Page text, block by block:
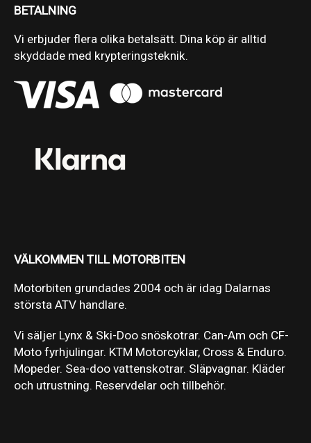
BETALNING
Vi erbjuder flera olika betalsätt. Dina köp är alltid
skyddade med krypteringsteknik.
VÄLKOMMEN TILL MOTORBITEN
Motorbiten grundades 2004 och är idag Dalarnas
största ATV handlare.
Vi säljer Lynx & Ski-Doo snöskotrar. Can-Am och CF-
Moto fyrhjulingar. KTM Motorcyklar, Cross & Enduro.
Mopeder. Sea-doo vattenskotrar. Släpvagnar. Kläder
och utrustning. Reservdelar och tillbehör.